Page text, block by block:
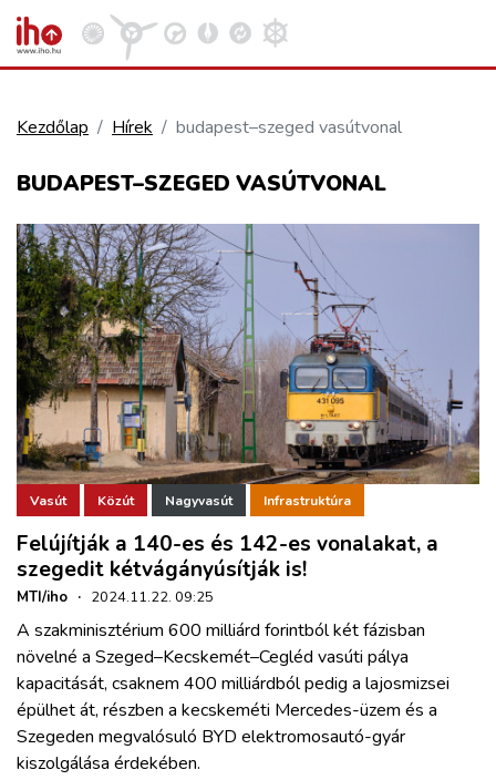
KÖZÚT
REPÜLÉS
KÖZLEKEDÉSFEJLESZTÉS
ELLÁTÁSI LÁNC
ZÖLDÚT
HAJÓZÁS
BLOG
ARCHÍVUM
WEBSHOP
Kezdőlap Hírek budapest–szeged vasútvonal
BUDAPEST–SZEGED VASÚTVONAL
Vasút Közút Nagyvasút Infrastruktúra
Felújítják a 140-es és 142-es vonalakat, a
szegedit kétvágányúsítják is!
MTI/iho · 2024.11.22. 09:25
A szakminisztérium 600 milliárd forintból két fázisban
növelné a Szeged–Kecskemét–Cegléd vasúti pálya
kapacitását, csaknem 400 milliárdból pedig a lajosmizsei
épülhet át, részben a kecskeméti Mercedes-üzem és a
Szegeden megvalósuló BYD elektromosautó-gyár
kiszolgálása érdekében.